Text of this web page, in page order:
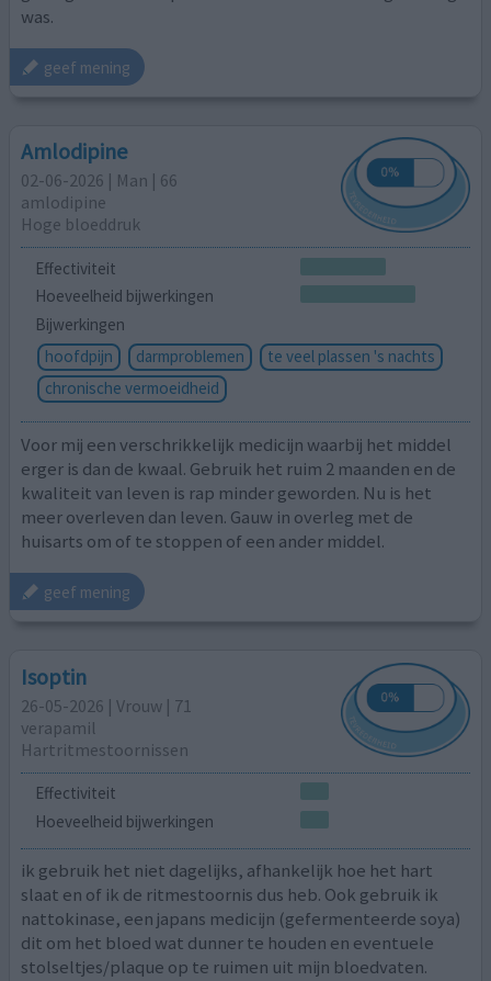
was.
geef mening
Amlodipine
02-06-2026 | Man | 66
amlodipine
Hoge bloeddruk
Effectiviteit
Hoeveelheid bijwerkingen
Bijwerkingen
hoofdpijn
darmproblemen
te veel plassen 's nachts
chronische vermoeidheid
Voor mij een verschrikkelijk medicijn waarbij het middel
erger is dan de kwaal. Gebruik het ruim 2 maanden en de
kwaliteit van leven is rap minder geworden. Nu is het
meer overleven dan leven. Gauw in overleg met de
huisarts om of te stoppen of een ander middel.
geef mening
Isoptin
26-05-2026 | Vrouw | 71
verapamil
Hartritmestoornissen
Effectiviteit
Hoeveelheid bijwerkingen
ik gebruik het niet dagelijks, afhankelijk hoe het hart
slaat en of ik de ritmestoornis dus heb. Ook gebruik ik
nattokinase, een japans medicijn (gefermenteerde soya)
dit om het bloed wat dunner te houden en eventuele
stolseltjes/plaque op te ruimen uit mijn bloedvaten.